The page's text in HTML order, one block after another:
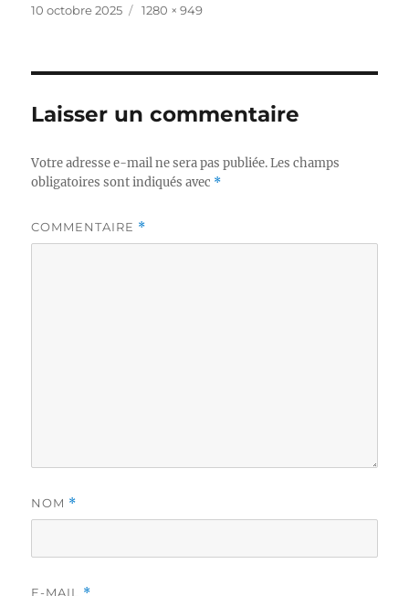
Publié
10 octobre 2025
Taille
1280 × 949
Laisser un commentaire
Votre adresse e-mail ne sera pas publiée. Les champs
obligatoires sont indiqués avec *
COMMENTAIRE *
NOM *
E-MAIL *